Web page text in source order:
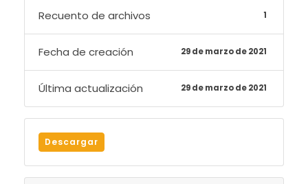
Recuento de archivos 1
Fecha de creación 29 de marzo de 2021
Última actualización 29 de marzo de 2021
Descargar